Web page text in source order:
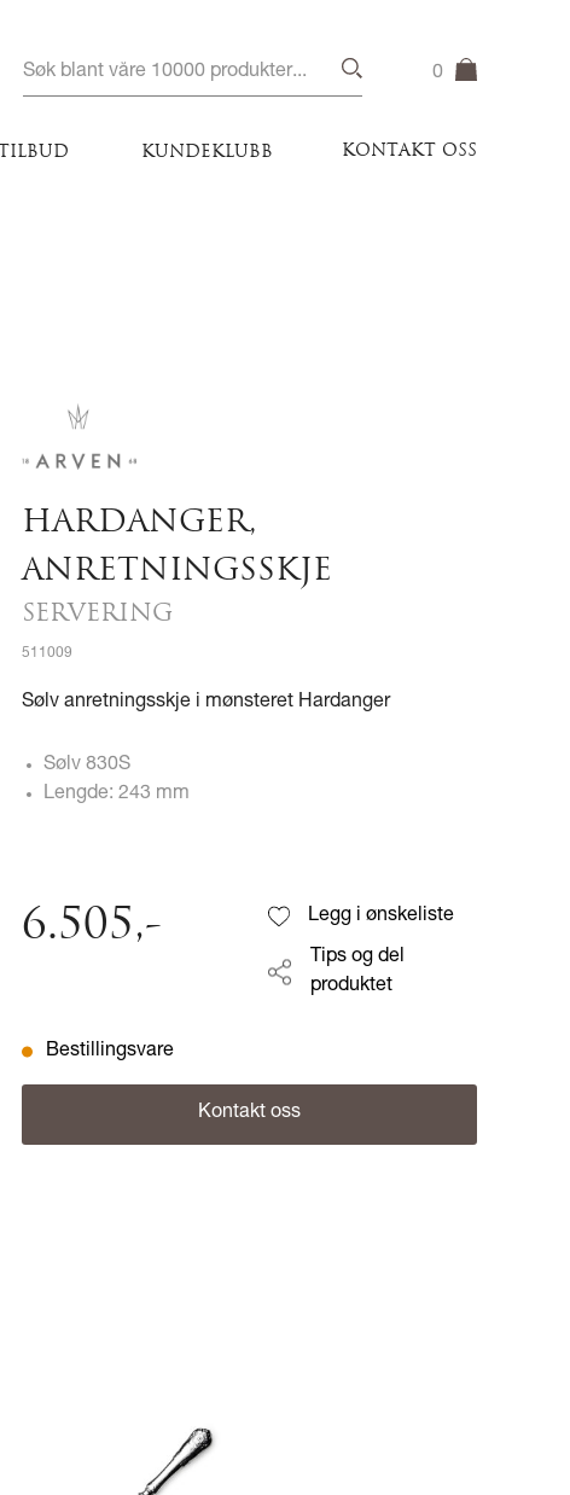
0
TILBUD KUNDEKLUBB KONTAKT OSS
HARDANGER,
ANRETNINGSSKJE
SERVERING
511009
Sølv anretningsskje i mønsteret Hardanger
Sølv 830S
Lengde: 243 mm
6.505,- Legg i ønskeliste
Tips og del
produktet
Bestillingsvare
Kontakt oss